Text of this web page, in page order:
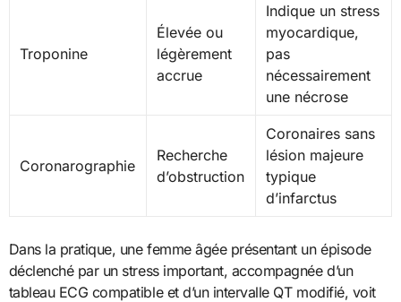
Troponine
Élevée ou
légèrement
accrue
Indique un stress
myocardique,
pas
nécessairement
une nécrose
Coronarographie
Recherche
d’obstruction
Coronaires sans
lésion majeure
typique
d’infarctus
Dans la pratique, une femme âgée présentant un épisode
déclenché par un stress important, accompagnée d’un
tableau ECG compatible et d’un intervalle QT modifié, voit